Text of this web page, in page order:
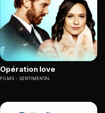
Opération love
FILMS SENTIMENTAL